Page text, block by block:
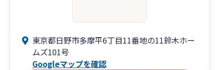
東京都日野市多摩平6丁目11番地の11鈴木ホー
ムズ101号
Googleマップを確認